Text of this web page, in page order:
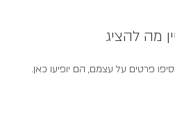
מה להציג
פרטים על עצמם, הם יופיעו כאן.